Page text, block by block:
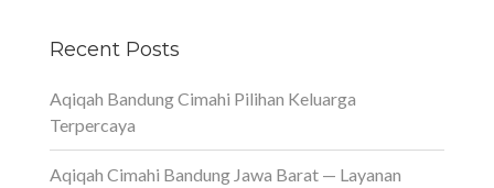
Recent Posts
Aqiqah Bandung Cimahi Pilihan Keluarga
Terpercaya
Aqiqah Cimahi Bandung Jawa Barat — Layanan